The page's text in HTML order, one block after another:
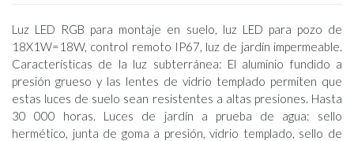
Luz LED RGB para montaje en suelo, luz LED para pozo de
18X1W=18W, control remoto IP67, luz de jardín impermeable.
Características de la luz subterránea: El aluminio fundido a
presión grueso y las lentes de vidrio templado permiten que
estas luces de suelo sean resistentes a altas presiones. Hasta
30 000 horas. Luces de jardín a prueba de agua: sello
hermético, junta de goma a presión, vidrio templado, sello de